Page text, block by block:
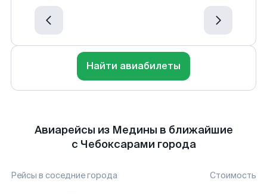
Найти авиабилеты
Авиарейсы из Медины в ближайшие
с Чебоксарами города
Рейсы в соседние города Стоимость